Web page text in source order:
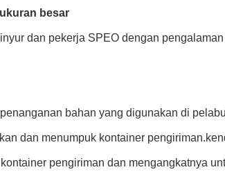
besar
dan pekerja SPEO dengan
bahan yang digunakan di
dan menumpuk kontainer
pengiriman dan mengangkatnya